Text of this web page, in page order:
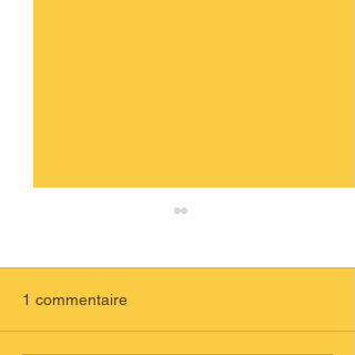
1 commentaire